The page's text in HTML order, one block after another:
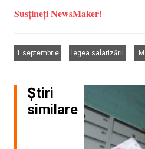
Susțineți NewsMaker!
1 septembrie
legea salarizării
Știri
similare